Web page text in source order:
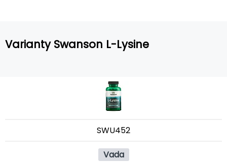
Varianty Swanson L-Lysine
SWU452
Vada